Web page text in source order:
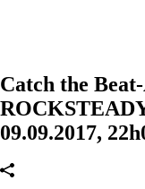
Catch the
09.09.2017,